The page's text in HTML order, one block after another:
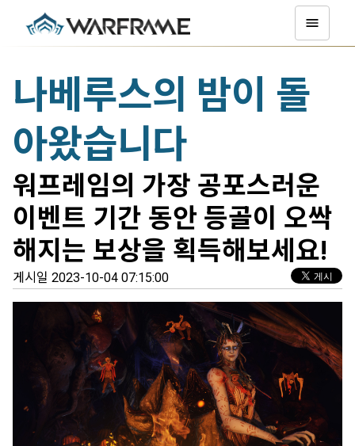
나베루스의 밤이 돌
아왔습니다
워프레임의 가장 공포스러운
이벤트 기간 동안 등골이 오싹
해지는 보상을 획득해보세요!
게시일 2023-10-04 07:15:00